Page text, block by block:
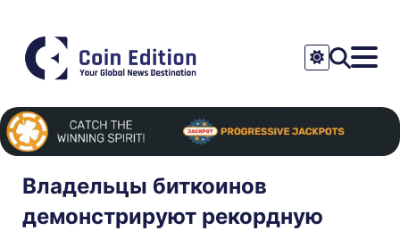
Владельцы биткоинов
демонстрируют рекордную